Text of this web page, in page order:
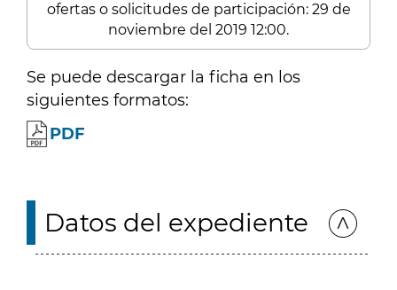
ofertas o solicitudes de participación: 29 de
noviembre del 2019 12:00.
Se puede descargar la ficha en los
siguientes formatos:
PDF
Datos del expediente